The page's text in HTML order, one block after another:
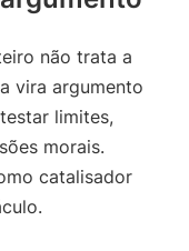
não trata a
vira argumento
limites,
morais.
catalisador